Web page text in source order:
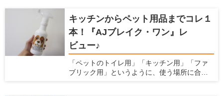
緒に寝たがる子もいます。 この記事では、犬
が布団を好む理由を説明するとともに、おす
すめの敷布団8つとその選び方について解説し
ます。
キッチンからペット用品までコレ１
本！『AJブレイク・ワン』レ
ビュー♪
「ペットのトイレ用」「キッチン用」「ファ
ブリック用」というように、使う場所に合わ